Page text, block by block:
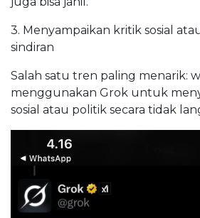
3. Menyampaikan kritik sosial
sindiran
Salah satu tren paling menarik:
menggunakan Grok untuk
sosial atau politik secara tidak